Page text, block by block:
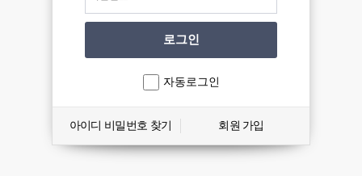
자동로그인
아이디 비밀번호 찾기 회원 가입